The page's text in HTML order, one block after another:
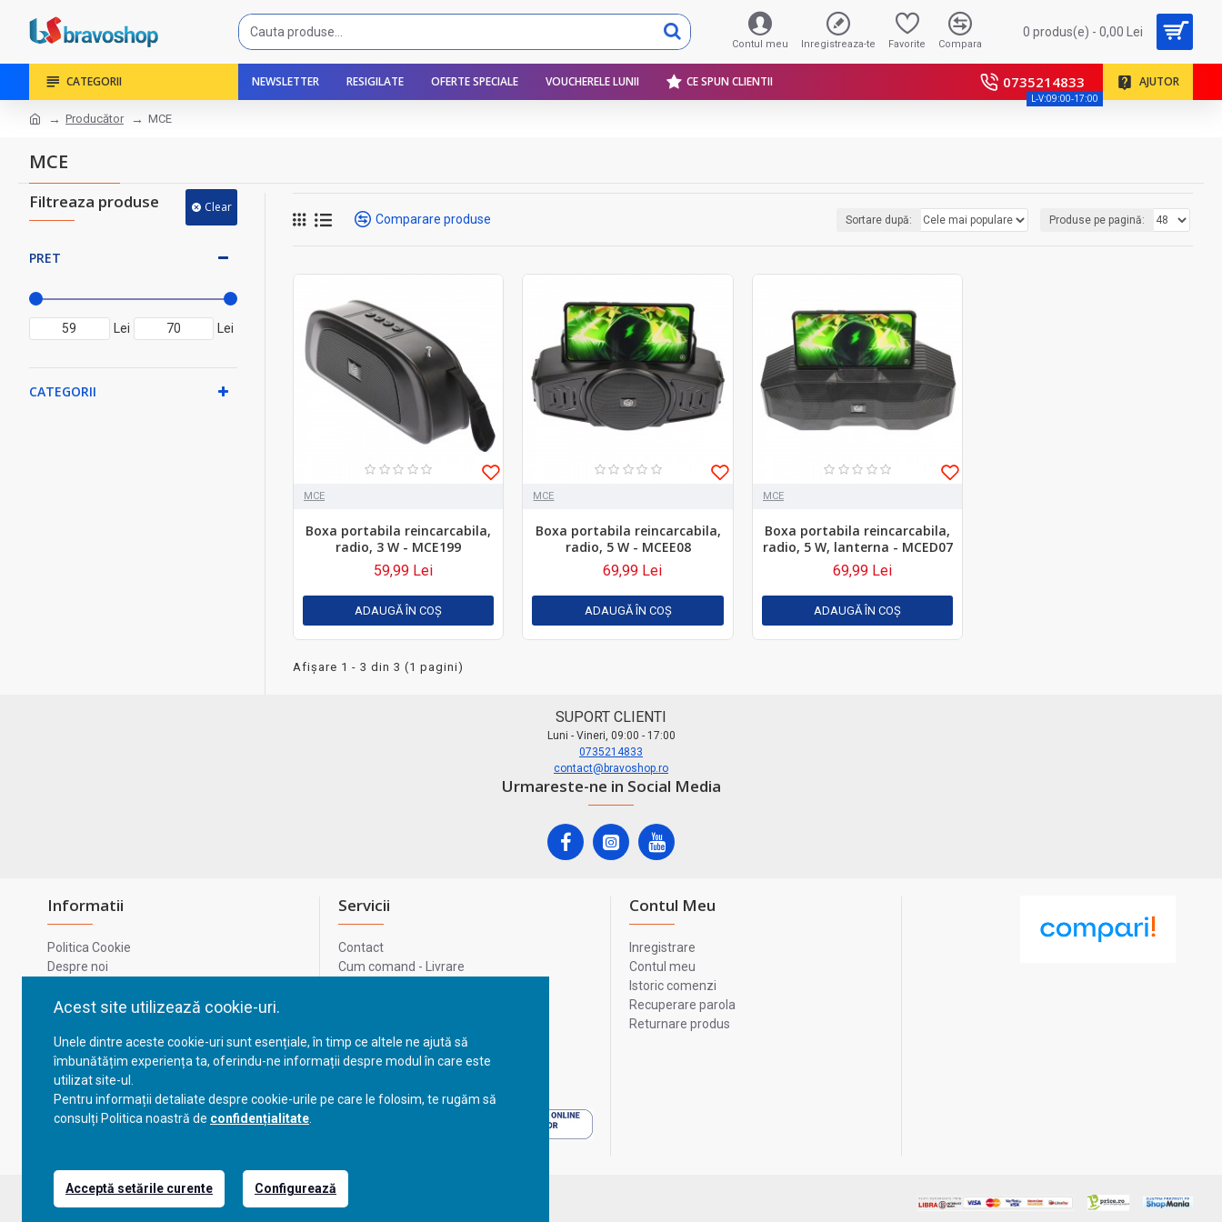
Acest site utilizează cookie-uri.
Unele dintre aceste cookie-uri sunt esențiale, în timp ce altele ne ajută să
îmbunătățim experiența ta, oferindu-ne informații despre modul în care este
utilizat site-ul.
Pentru informații detaliate despre cookie-urile pe care le folosim, te rugăm să
consulți Politica noastră de confidențialitate
Acceptă setările curente Configurează
Contul meu Inregistreaza-te Favorite Compara
0 produs(e) - 0,00 Lei
CATEGORII NEWSLETTER RESIGILATE OFERTE SPECIALE VOUCHERELE LUNII CE SPUN CLIENTII 0735214833
L-V:09:00-17:00
AJUTOR
Producător MCE
MCE
Filtreaza produse Clear
PRET
Lei Lei
CATEGORII
Comparare produse Sortare după: Produse pe pagină:
MCE
Boxa portabila reincarcabila,
radio, 3 W - MCE199
59,99 Lei
ADAUGĂ ÎN COŞ
MCE
Boxa portabila reincarcabila,
radio, 5 W - MCEE08
69,99 Lei
ADAUGĂ ÎN COŞ
MCE
Boxa portabila reincarcabila,
radio, 5 W, lanterna - MCED07
69,99 Lei
ADAUGĂ ÎN COŞ
Afişare 1 - 3 din 3 (1 pagini)
SUPORT CLIENTI
Luni - Vineri, 09:00 - 17:00
0735214833
contact@bravoshop.ro
Urmareste-ne in Social Media
Informatii
Politica Cookie
Despre noi
Confidentialitate
GDPR - Datele tale
Servicii
Contact
Cum comand - Livrare
ANPC
ANPC - SAL
Cum comand - Livrare
Contul Meu
Inregistrare
Contul meu
Istoric comenzi
Recuperare parola
Returnare produs
Copyright © 2023, BravoShop, toate drepturile rezervate!